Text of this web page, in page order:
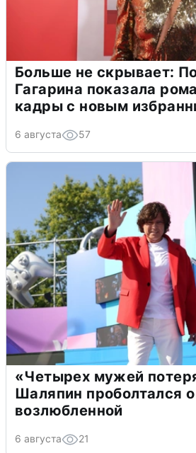
Больше не скрывает:
Гагарина показала
кадры с новым
6 августа 57
«Четырех мужей
Шаляпин проболтался
возлюбленной
6 августа 21